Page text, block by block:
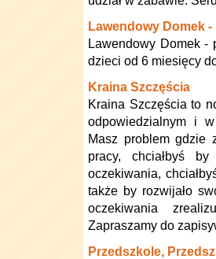
Lawendowy Domek
Lawendowy Domek -
dzieci od 6 miesięcy
Kraina Szczęścia
Kraina Szczęścia to
odpowiedzialnym i
Masz problem gdzie
pracy, chciałbyś
oczekiwania,
także by rozwijało
oczekiwania
Zapraszamy do
Przedszkole,